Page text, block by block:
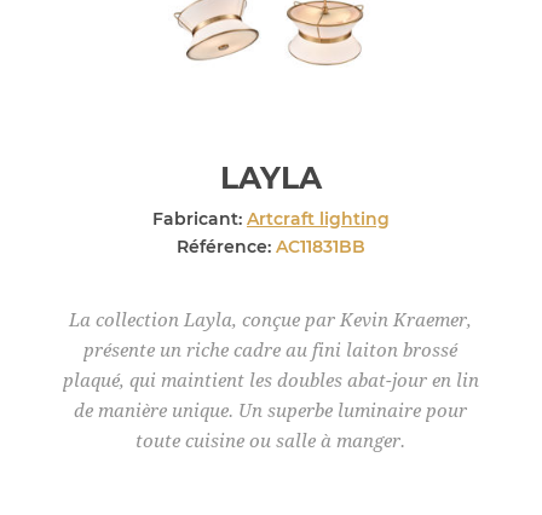
LAYLA
Fabricant: Artcraft lighting
Référence: AC11831BB
La collection Layla, conçue par Kevin Kraemer,
présente un riche cadre au fini laiton brossé
plaqué, qui maintient les doubles abat-jour en lin
de manière unique. Un superbe luminaire pour
toute cuisine ou salle à manger.